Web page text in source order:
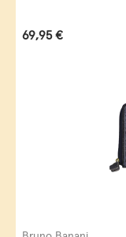
Regulärer Preis:
69,95 €